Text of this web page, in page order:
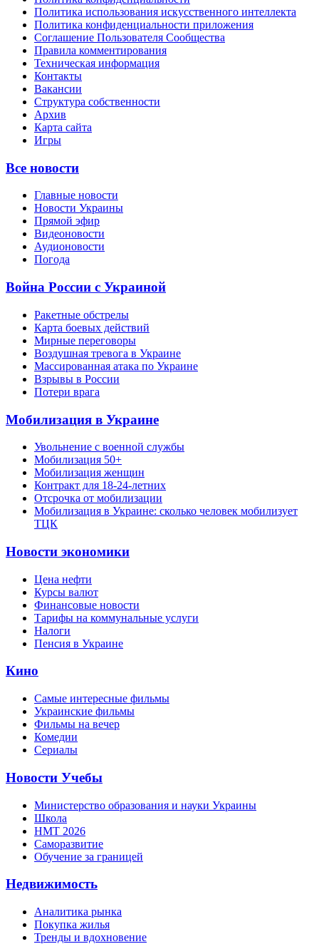
Политика использования искусственного интеллекта
Политика конфиденциальности приложения
Соглашение Пользователя Сообщества
Правила комментирования
Техническая информация
Контакты
Вакансии
Структура собственности
Архив
Карта сайта
Игры
Все новости
Главные новости
Новости Украины
Прямой эфир
Видеоновости
Аудионовости
Погода
Война России с Украиной
Ракетные обстрелы
Карта боевых действий
Мирные переговоры
Воздушная тревога в Украине
Массированная атака по Украине
Взрывы в России
Потери врага
Мобилизация в Украине
Увольнение с военной службы
Мобилизация 50+
Мобилизация женщин
Контракт для 18-24-летних
Отсрочка от мобилизации
Мобилизация в Украине: сколько человек мобилизует
ТЦК
Новости экономики
Цена нефти
Курсы валют
Финансовые новости
Тарифы на коммунальные услуги
Налоги
Пенсия в Украине
Кино
Самые интересные фильмы
Украинские фильмы
Фильмы на вечер
Комедии
Сериалы
Новости Учебы
Министерство образования и науки Украины
Школа
НМТ 2026
Саморазвитие
Обучение за границей
Недвижимость
Аналитика рынка
Покупка жилья
Тренды и вдохновение